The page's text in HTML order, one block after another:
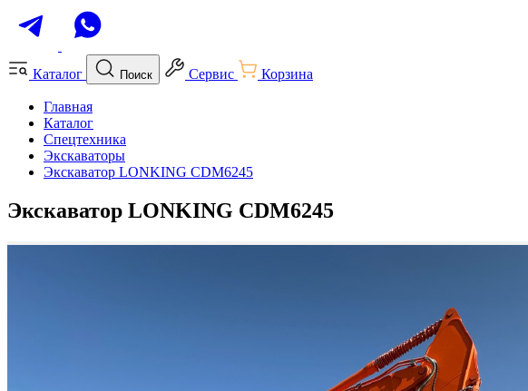
Каталог Поиск Сервис Корзина
Главная
Каталог
Спецтехника
Экскаваторы
Экскаватор LONKING CDM6245
Экскаватор LONKING CDM6245